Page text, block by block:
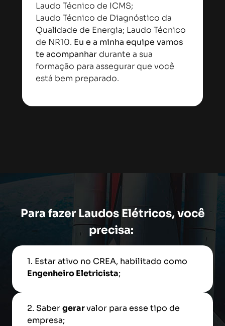
Laudo Técnico de ICMS;
Laudo Técnico de Diagnóstico da
Qualidade de Energia; Laudo Técnico
de NR10. Eu e a minha equipe vamos
te acompanhar durante a sua
formação para assegurar que você
está bem preparado.
Para fazer Laudos Elétricos, você
precisa:
1. Estar ativo no CREA, habilitado como
Engenheiro Eletricista;
2. Sabergerarvalor para esse tipo de
empresa;